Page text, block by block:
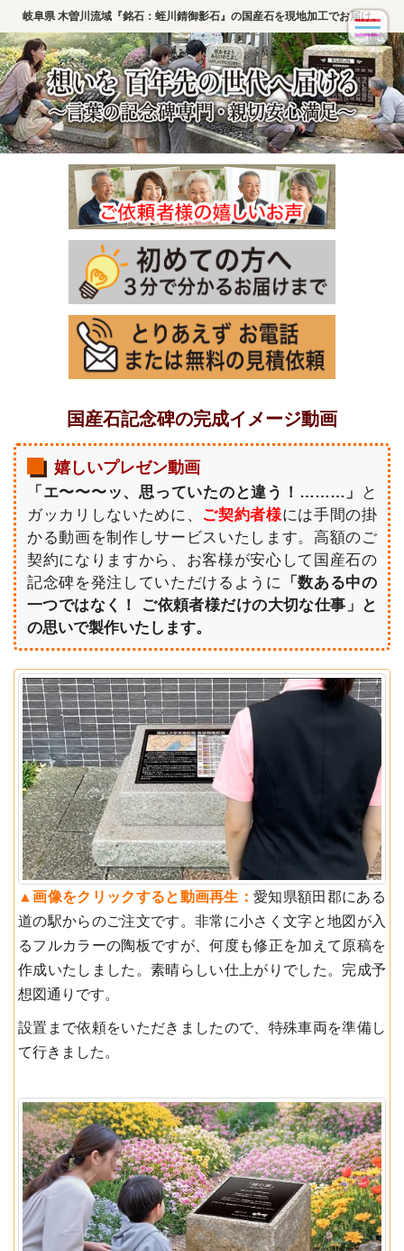
岐阜県 木曽川流域『銘石：蛭川錆御影石』の国産石を現地加工でお届け。
国産石記念碑の完成イメージ動画
嬉しいプレゼン動画
「エ〜〜〜ッ、思っていたのと違う！………」
と
ガッカリしないために、 ご契約者様には手間の掛
かる動画を制作しサービスいたします。高額のご
契約になりますから、お客様が安心して国産石の
記念碑を発注していただけるように 「数ある中の
一つではなく！ ご依頼者様だけの大切な仕事」と
の思いで製作いたします。
▲︎画像をクリックすると動画再生：愛知県額田郡にある
道の駅からのご注文です。非常に小さく文字と地図が入
るフルカラーの陶板ですが、何度も修正を加えて原稿を
作成いたしました。素晴らしい仕上がりでした。完成予
想図通りです。
設置まで依頼をいただきましたので、特殊車両を準備し
て行きました。